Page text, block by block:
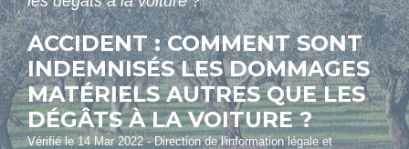
ACCIDENT : COMMENT SONT
INDEMNISÉS LES DOMMAGES
MATÉRIELS AUTRES QUE LES
DÉGÂTS À LA VOITURE ?
Vérifié le 14 Mar 2022 - Direction de l'information légale et